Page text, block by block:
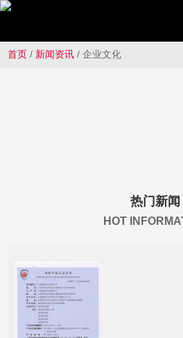
首页 / 新闻资讯 /企业文化
热门新闻
HOT